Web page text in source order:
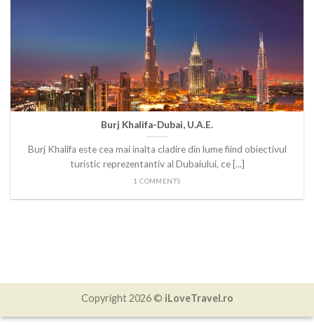
Burj Khalifa-Dubai, U.A.E.
Burj Khalifa este cea mai inalta cladire din lume fiind obiectivul
turistic reprezentantiv al Dubaiului, ce [...]
1 COMMENTS
Copyright 2026 © iLoveTravel.ro